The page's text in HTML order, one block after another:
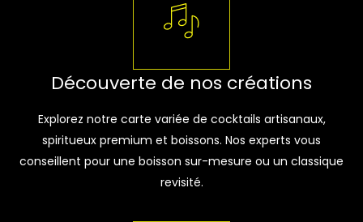
Découverte de nos créations
Explorez notre carte variée de cocktails artisanaux,
spiritueux premium et boissons. Nos experts vous
conseillent pour une boisson sur-mesure ou un classique
revisité.